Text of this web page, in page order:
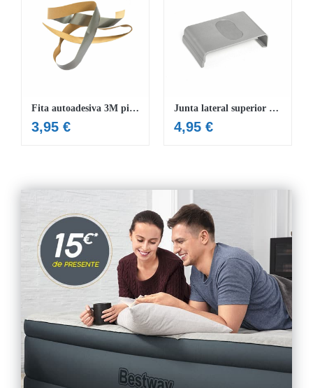
Fita autoadesiva 3M piscinas Hydrium™
3,95 €
Junta lateral superior piscinas Hydrium™ 500/610 x 360 x 120 cm
4,95 €